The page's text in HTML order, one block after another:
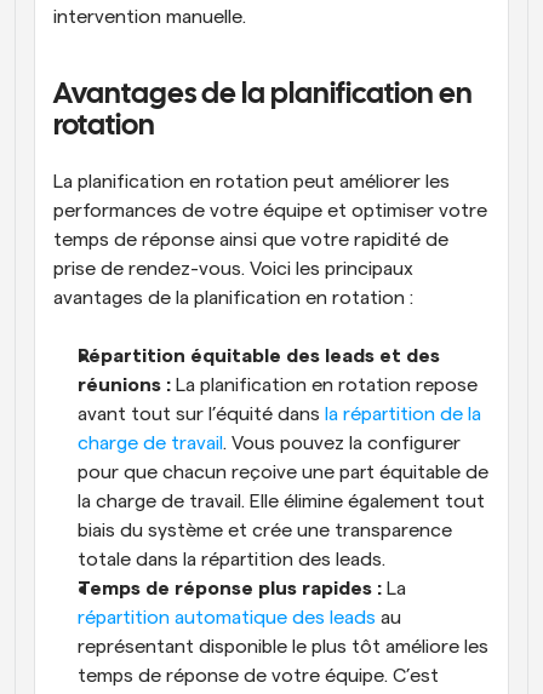
intervention manuelle.
Avantages de la planification en
rotation
La planification en rotation peut améliorer les
performances de votre équipe et optimiser votre
temps de réponse ainsi que votre rapidité de
prise de rendez-vous. Voici les principaux
avantages de la planification en rotation :
Répartition équitable des leads et des
réunions : La planification en rotation repose
avant tout sur l’équité dans la répartition de la
charge de travail. Vous pouvez la configurer
pour que chacun reçoive une part équitable de
la charge de travail. Elle élimine également tout
biais du système et crée une transparence
totale dans la répartition des leads.
Temps de réponse plus rapides :
répartition automatique des leads au
représentant disponible le plus tôt améliore les
temps de réponse de votre équipe. C’est